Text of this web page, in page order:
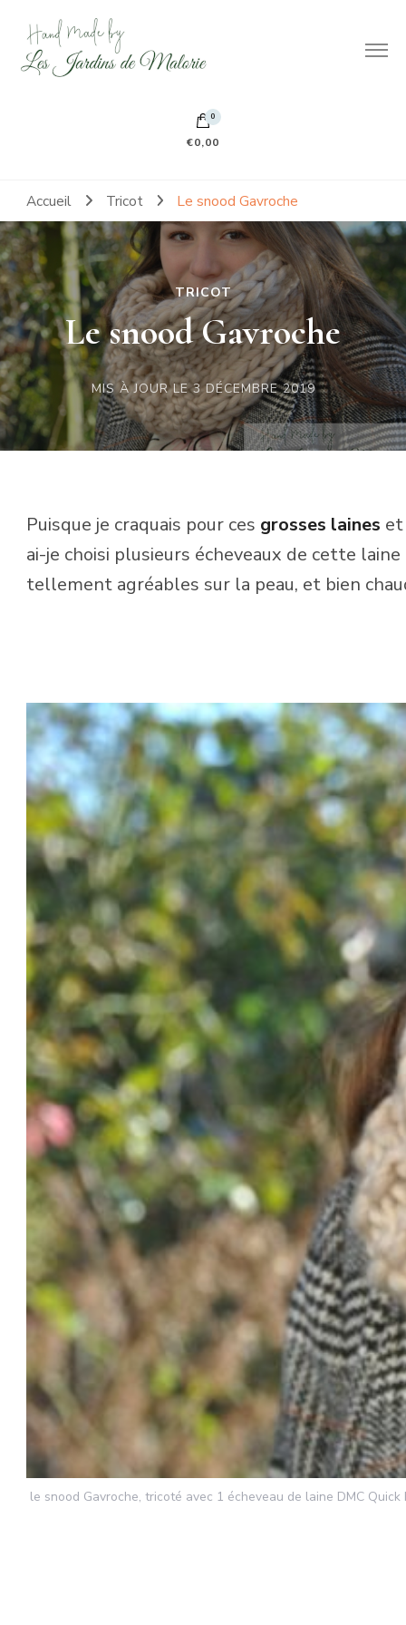
Hand made by Les Jardins de Malorie
100% frileuse 100% fait main 100% tout doux
0
€0,00
Accueil Tricot Le snood Gavroche
TRICOT
Le snood Gavroche
MIS À JOUR LE3 DÉCEMBRE 2019
Puisque je craquais pour ces grosses laines et
ai-je choisi plusieurs écheveaux de cette
tellement agréables sur la peau, et bien
le snood Gavroche, tricoté avec 1 écheveau de laine DMC